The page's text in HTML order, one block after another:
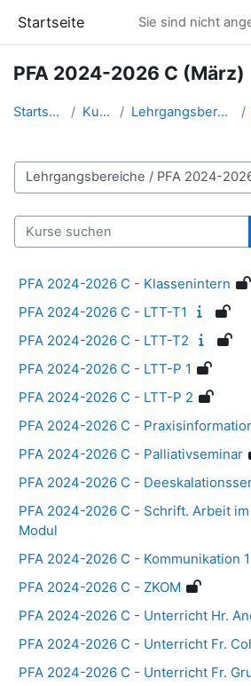
Startseite Sie sind nicht
PFA 2024-2026 C (März)
Startseite Kurse Lehrgangsbereiche
Kursbereiche
Kurse suchen
PFA 2024-2026 C - Klassenintern
PFA 2024-2026 C - LTT-T1
PFA 2024-2026 C - LTT-T2
PFA 2024-2026 C - LTT-P 1
PFA 2024-2026 C - LTT-P 2
PFA 2024-2026 C -
PFA 2024-2026 C - Palliativseminar
PFA 2024-2026 C -
PFA 2024-2026 C - Schrift. Arbeit
Modul
PFA 2024-2026 C - Kommunikation 1
PFA 2024-2026 C - ZKOM
PFA 2024-2026 C - Unterricht Hr.
PFA 2024-2026 C - Unterricht Fr.
PFA 2024-2026 C - Unterricht Fr.